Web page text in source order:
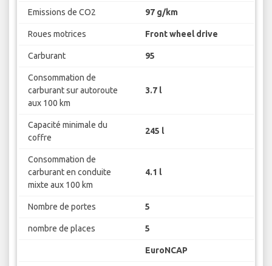
Emissions de CO2 97 g/km
Roues motrices Front wheel drive
Carburant 95
Consommation de
carburant sur autoroute
aux 100 km
3.7 l
Capacité minimale du
coffre
245 l
Consommation de
carburant en conduite
mixte aux 100 km
4.1 l
Nombre de portes 5
nombre de places 5
EuroNCAP